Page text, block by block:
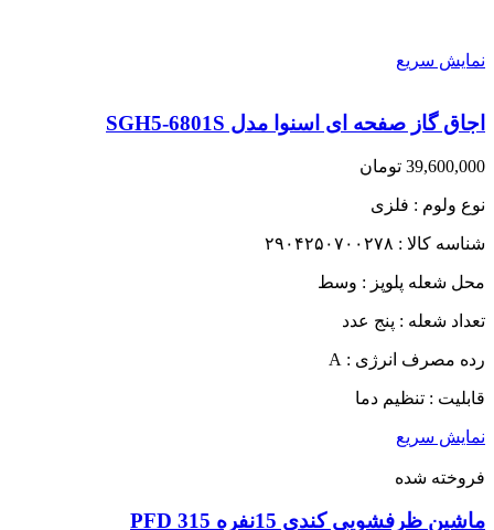
نمایش سریع
اجاق گاز صفحه ای اسنوا مدل SGH5-6801S
39,600,000 تومان
نوع ولوم : فلزی
شناسه کالا : ۲۹۰۴۲۵۰۷۰۰۲۷۸
محل شعله پلوپز : وسط
تعداد شعله : پنج عدد
رده مصرف انرژی : A
قابلیت : تنظیم دما
نمایش سریع
فروخته شده
ماشین ظرفشویی کندی 15نفره PFD 315